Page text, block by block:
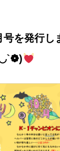
を発行し